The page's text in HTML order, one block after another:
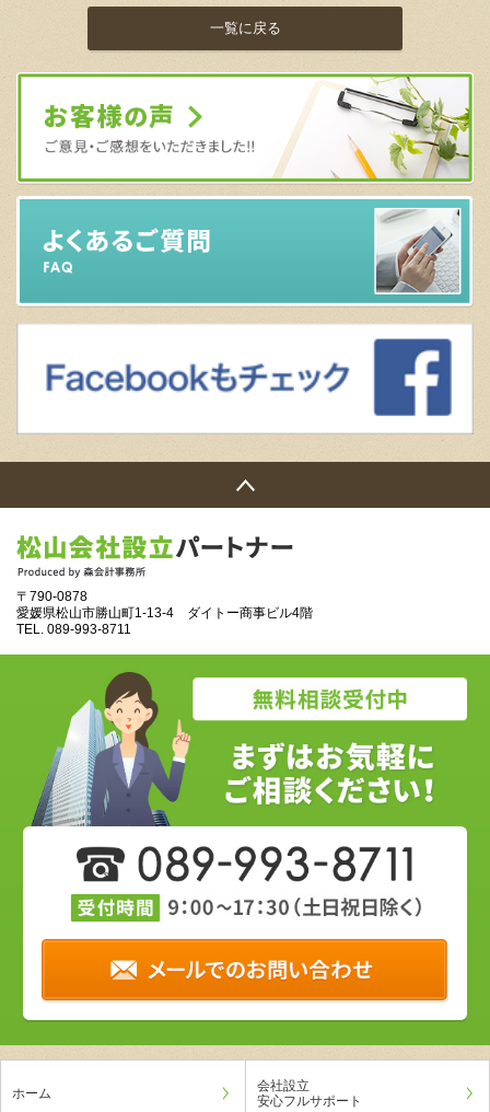
一覧に戻る
〒790-0878
愛媛県松山市勝山町1‐13‐4 ダイトー商事ビル4階
TEL. 089‐993‐8711
ホーム
会社設立
安心フルサポート